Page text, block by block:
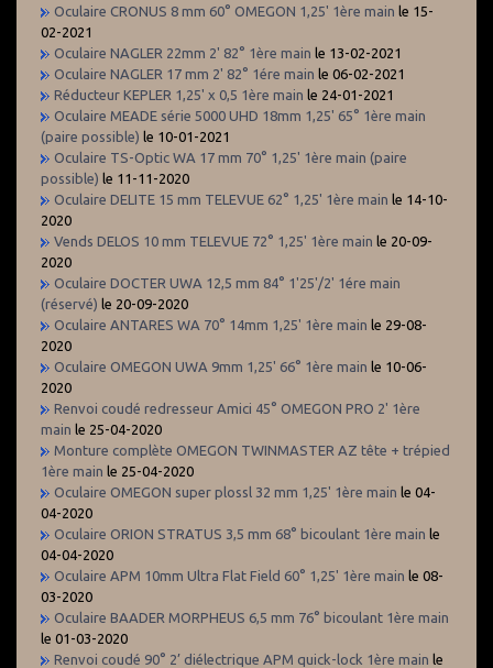
Oculaire CRONUS 8 mm 60° OMEGON 1,25' 1ère main le 15-
02-2021
Oculaire NAGLER 22mm 2' 82° 1ère main le 13-02-2021
Oculaire NAGLER 17 mm 2' 82° 1ére main le 06-02-2021
Réducteur KEPLER 1,25' x 0,5 1ère main le 24-01-2021
Oculaire MEADE série 5000 UHD 18mm 1,25' 65° 1ère main
(paire possible) le 10-01-2021
Oculaire TS-Optic WA 17 mm 70° 1,25' 1ère main (paire
possible) le 11-11-2020
Oculaire DELITE 15 mm TELEVUE 62° 1,25' 1ère main le 14-10-
2020
Vends DELOS 10 mm TELEVUE 72° 1,25' 1ère main le 20-09-
2020
Oculaire DOCTER UWA 12,5 mm 84° 1'25'/2' 1ére main
(réservé) le 20-09-2020
Oculaire ANTARES WA 70° 14mm 1,25' 1ère main le 29-08-
2020
Oculaire OMEGON UWA 9mm 1,25' 66° 1ère main le 10-06-
2020
Renvoi coudé redresseur Amici 45° OMEGON PRO 2' 1ère
main le 25-04-2020
Monture complète OMEGON TWINMASTER AZ tête + trépied
1ère main le 25-04-2020
Oculaire OMEGON super plossl 32 mm 1,25' 1ère main le 04-
04-2020
Oculaire ORION STRATUS 3,5 mm 68° bicoulant 1ère main le
04-04-2020
Oculaire APM 10mm Ultra Flat Field 60° 1,25' 1ère main le 08-
03-2020
Oculaire BAADER MORPHEUS 6,5 mm 76° bicoulant 1ère main
le 01-03-2020
Renvoi coudé 90° 2’ diélectrique APM quick-lock 1ère main le